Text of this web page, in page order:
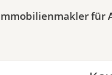
für